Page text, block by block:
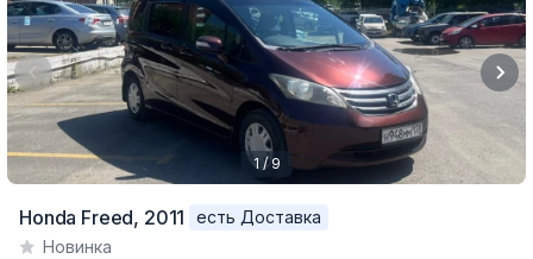
of
1 / 9
Honda Freed, 2011
есть Доставка
Новинка